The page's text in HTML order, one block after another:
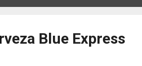
Blue Express